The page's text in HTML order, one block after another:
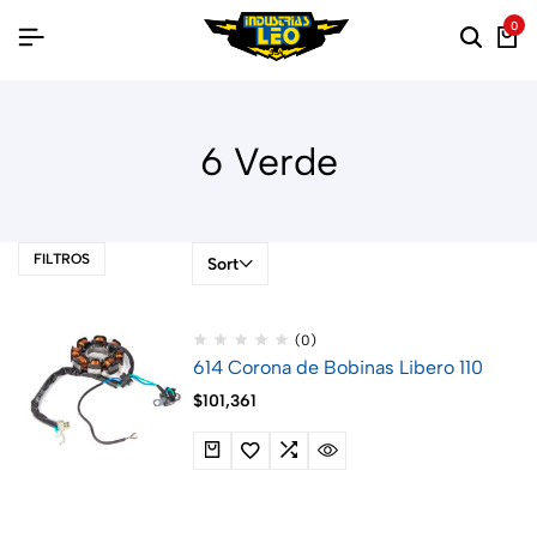
0
6 Verde
FILTROS Sort
(0)
614 Corona de Bobinas Libero 110
$101,361